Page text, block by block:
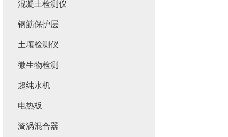
混凝土检测仪
钢筋保护层
土壤检测仪
微生物检测
超纯水机
电热板
漩涡混合器